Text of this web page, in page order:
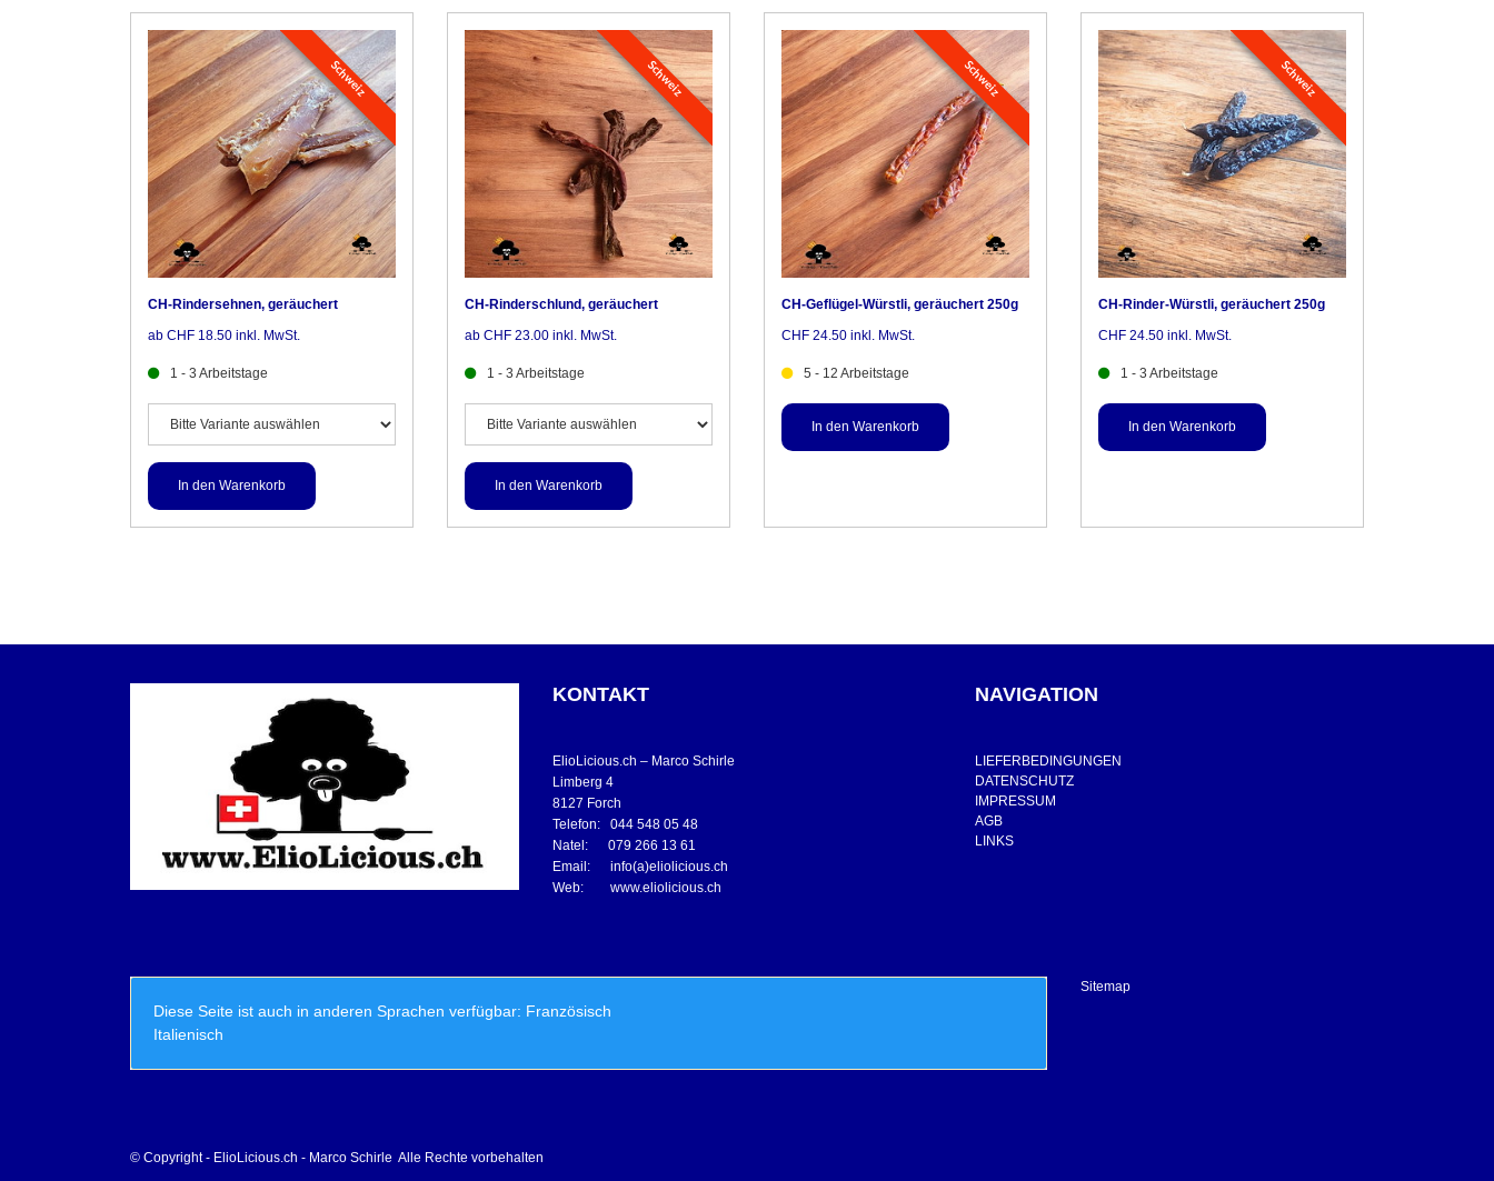
Schweiz
CH-Rindersehnen, geräuchert
ab CHF 18.50 inkl. MwSt.
1 - 3 Arbeitstage
Schweiz
CH-Rinderschlund, geräuchert
ab CHF 23.00 inkl. MwSt.
1 - 3 Arbeitstage
Schweiz
CH-Geflügel-Würstli, geräuchert 250g
CHF 24.50 inkl. MwSt.
5 - 12 Arbeitstage
Schweiz
CH-Rinder-Würstli, geräuchert 250g
CHF 24.50 inkl. MwSt.
1 - 3 Arbeitstage
KONTAKT
ElioLicious.ch – Marco Schirle
Limberg 4
8127 Forch
Telefon: 044 548 05 48
Natel: 079 266 13 61
Email: info(a)eliolicious.ch
Web: www.eliolicious.ch
NAVIGATION
LIEFERBEDINGUNGEN
DATENSCHUTZ
IMPRESSUM
AGB
LINKS
Diese Seite ist auch in anderen Sprachen verfügbar: Französisch
Italienisch
© Copyright - ElioLicious.ch - Marco Schirle Alle Rechte vorbehalten
Sitemap